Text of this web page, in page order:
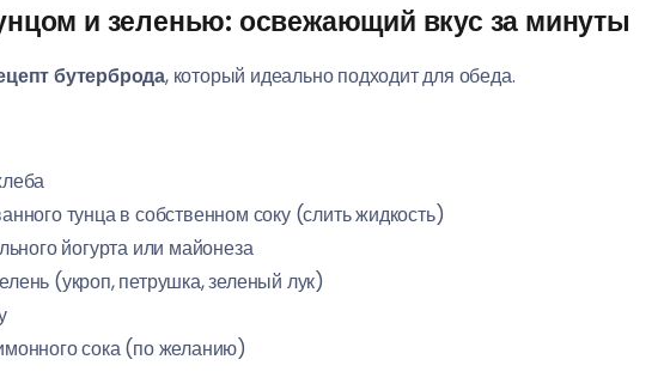
и зеленью: освежающий вкус за минуты
бутерброда, который идеально подходит для обеда.
тунца в собственном соку (слить жидкость)
йогурта или майонеза
(укроп, петрушка, зеленый лук)
сока (по желанию)